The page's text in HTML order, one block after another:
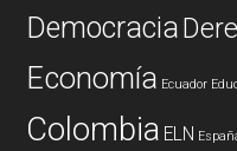
Democracia
Economía Ecuador
Colombia ELN